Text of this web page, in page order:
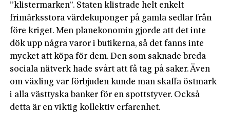
”klistermarken”. Staten klistrade helt enkelt
frimärksstora värdekuponger på gamla sedlar från
före kriget. Men planekonomin gjorde att det inte
dök upp några varor i butikerna, så det fanns inte
mycket att köpa för dem. Den som saknade breda
sociala nätverk hade svårt att få tag på saker. Även
om växling var förbjuden kunde man skaffa östmark
i alla västtyska banker för en spottstyver. Också
detta är en viktig kollektiv erfarenhet.